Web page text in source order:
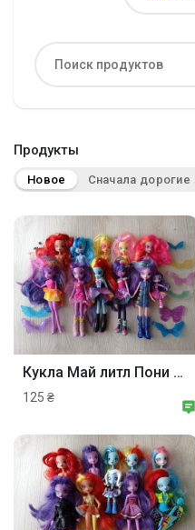
Смотреть Группы
Смотреть Страницы
Нравлики
Найти сообщения
Фонд
Продукты
Новое Сначала дорогие
Кукла Май литл Пони 3 эквестрия герлз хасбро My little pony equestria girls hasbro.
125 ₴